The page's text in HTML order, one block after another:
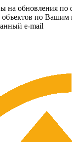
на обновления по
по Вашим
e-mail